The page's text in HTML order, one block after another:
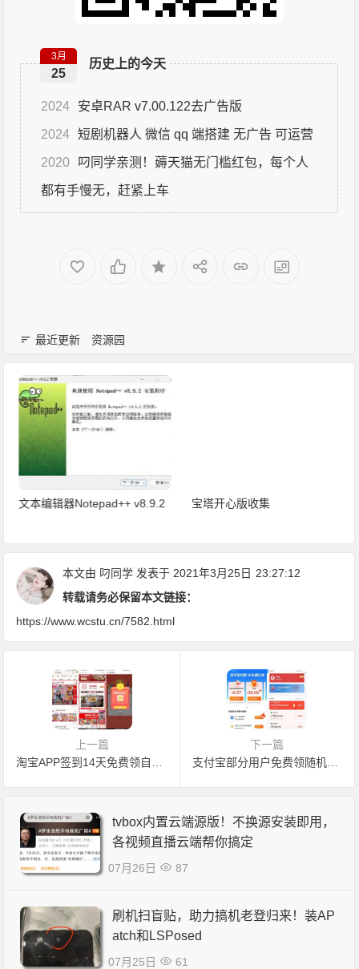
历史上的今天
3月
25
2024 安卓RAR v7.00.122去广告版
2024 短剧机器人 微信 qq 端搭建 无广告 可运营
2020 叼同学亲测！薅天猫无门槛红包，每个人
都有手慢无，赶紧上车
最近更新 资源园
文本编辑器Notepad++ v8.9.2 宝塔开心版收集
本文由 叼同学 发表于 2021年3月25日 23:27:12
转载请务必保留本文链接：
https://www.wcstu.cn/7582.html
上一篇
下一篇
支付宝部分用户免费领随机消费红包
tvbox内置云端源版！不换源安装即用，
各视频直播云端帮你搞定
07月26日 87
刷机扫盲贴，助力搞机老登归来！装AP
atch和LSPosed
07月25日 61